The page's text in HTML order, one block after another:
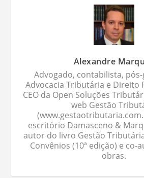
Alexandre
Advogado, contabilista,
Advocacia Tributária e Direito
CEO da Open Soluções
web Gestão
escritório Damasceno &
autor do livro Gestão
Convênios (10ª edição) e co-
obras.